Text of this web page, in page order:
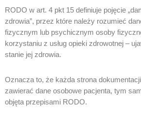
RODO w art. 4 pkt 15 definiuje pojęcie
zdrowia”, przez które należy rozumieć
fizycznym lub psychicznym osoby
korzystaniu z usług opieki zdrowotnej –
stanie jej zdrowia.
Oznacza to, że każda strona
zawierać dane osobowe pacjenta, tym
objęta przepisami RODO.